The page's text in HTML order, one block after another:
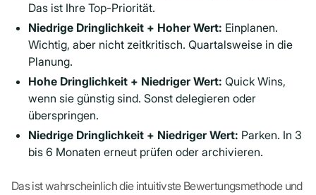
Das ist Ihre Top-Priorität.
Niedrige Dringlichkeit + Hoher Wert: Einplanen.
Wichtig, aber nicht zeitkritisch. Quartalsweise in die
Planung.
Hohe Dringlichkeit + Niedriger Wert: Quick Wins,
wenn sie günstig sind. Sonst delegieren oder
überspringen.
Niedrige Dringlichkeit + Niedriger Wert: Parken. In 3
bis 6 Monaten erneut prüfen oder archivieren.
Das ist wahrscheinlich die intuitivste Bewertungsmethode und